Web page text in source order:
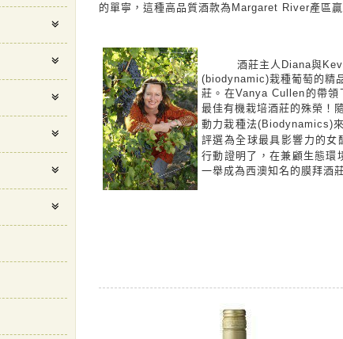
的單寧，這種高品質酒款為Margaret River產區贏
酒莊主人Diana與Kevin
(biodynamic)栽種葡萄的精
莊。在Vanya Cullen的帶領
最佳有機栽培酒莊的殊榮！
動力栽種法(Biodynamics)
評選為全球最具影響力的
行動證明了，在兼顧生態
一舉成為西澳知名的膜拜酒莊